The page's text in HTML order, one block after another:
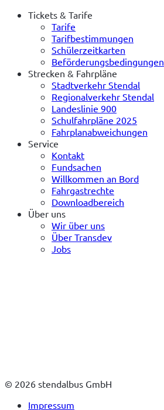
Tickets & Tarife
Tarife
Tarifbestimmungen
Schülerzeitkarten
Beförderungsbedingungen
Strecken & Fahrpläne
Stadtverkehr Stendal
Regionalverkehr Stendal
Landeslinie 900
Schulfahrpläne 2025
Fahrplanabweichungen
Service
Kontakt
Fundsachen
Willkommen an Bord
Fahrgastrechte
Downloadbereich
Über uns
Wir über uns
Über Transdev
Jobs
© 2026 stendalbus GmbH
Impressum